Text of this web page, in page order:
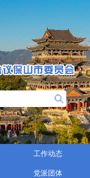
工作动态
党派团体